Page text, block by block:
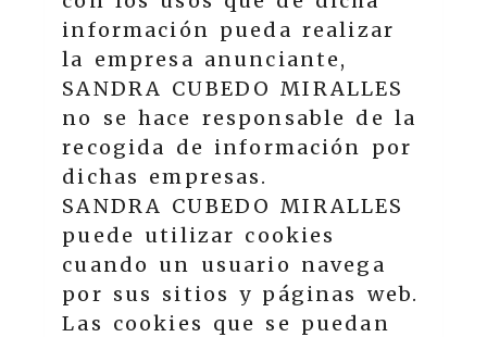
información pueda realizar
la empresa anunciante,
SANDRA CUBEDO MIRALLES
no se hace responsable de la
recogida de información por
dichas empresas.
SANDRA CUBEDO MIRALLES
puede utilizar cookies
cuando un usuario navega
por sus sitios y páginas web.
Las cookies que se puedan